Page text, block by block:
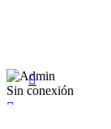
Sin conexión

